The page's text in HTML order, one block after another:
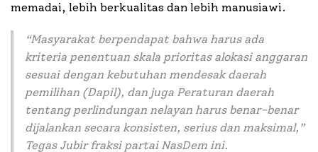
memadai, lebih berkualitas dan lebih manusiawi.
“Masyarakat berpendapat bahwa harus ada
kriteria penentuan skala prioritas alokasi anggaran
sesuai dengan kebutuhan mendesak daerah
pemilihan (Dapil), dan juga Peraturan daerah
tentang perlindungan nelayan harus benar-benar
dijalankan secara konsisten, serius dan maksimal,”
Tegas Jubir fraksi partai NasDem ini.